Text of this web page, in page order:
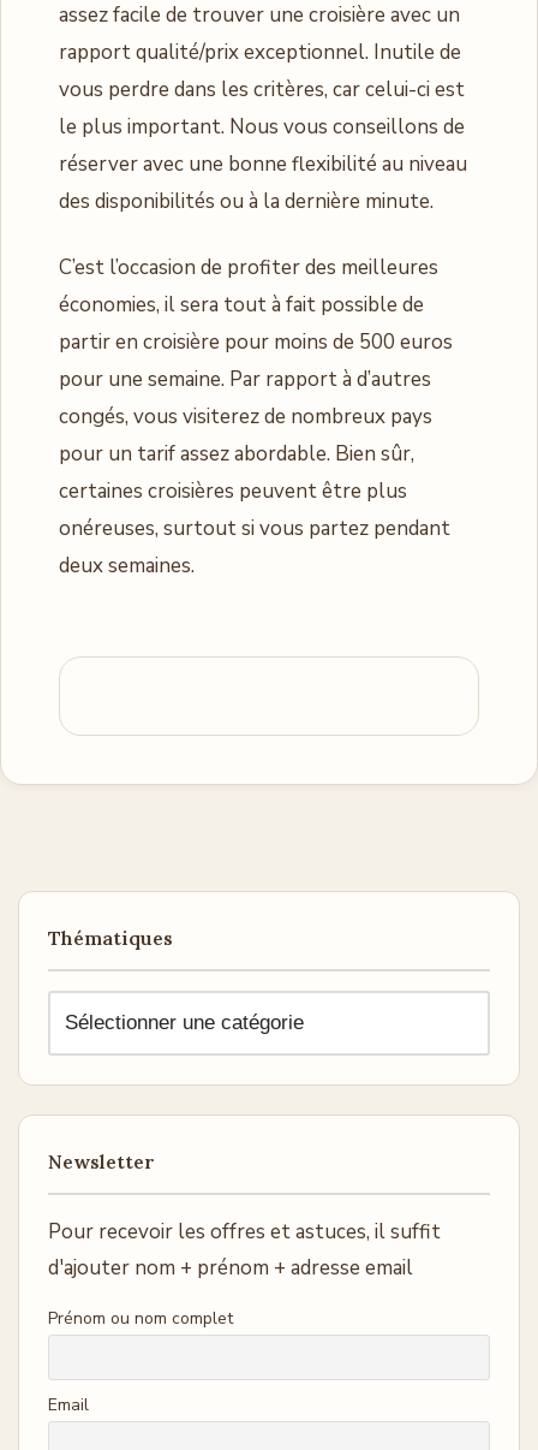
assez facile de trouver une croisière avec un
rapport qualité/prix exceptionnel. Inutile de
vous perdre dans les critères, car celui-ci est
le plus important. Nous vous conseillons de
réserver avec une bonne flexibilité au niveau
des disponibilités ou à la dernière minute.
C’est l’occasion de profiter des meilleures
économies, il sera tout à fait possible de
partir en croisière pour moins de 500 euros
pour une semaine. Par rapport à d’autres
congés, vous visiterez de nombreux pays
pour un tarif assez abordable. Bien sûr,
certaines croisières peuvent être plus
onéreuses, surtout si vous partez pendant
deux semaines.
Thématiques
Newsletter
Pour recevoir les offres et astuces, il suffit
d'ajouter nom + prénom + adresse email
Prénom ou nom complet
Email